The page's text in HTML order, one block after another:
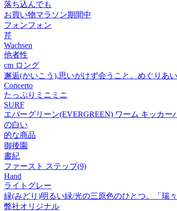
落ち込んでも
お買い物マラソン期間中
フォンフォン
芹
Wachsen
他者性
cm ロング
邂逅(かいこう),思いがけず会うこと。めぐりあ
Concerto
たっぷりミニミニ
SURF
エバーグリーン(EVERGREEN) ワーム キッカー
の白い
的な商品
御後園
書紀
ファースト ステップ(9)
Hand
ライトグレー
緑(みどり)明るい緑/光の三原色のひとつ。「瑞
弊社オリジナル